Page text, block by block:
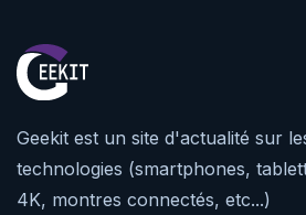
Geekit est un site d'actualité sur
technologies (smartphones,
4K, montres connectés, etc...)